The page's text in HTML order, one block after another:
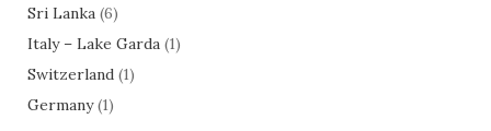
Sri Lanka (6)
Italy – Lake Garda (1)
Switzerland (1)
Germany(1)